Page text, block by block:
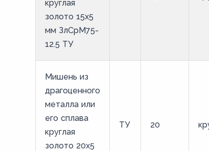
круглая
золото 15х5
мм ЗлСрМ75-
12.5 ТУ
Мишень из
драгоценного
металла или
его сплава
круглая
золото 20х5
ТУ 20